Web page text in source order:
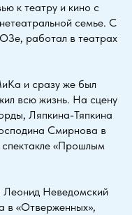
к театру и кино с
семье. С
работал в театрах
и сразу же был
всю жизнь. На сцену
Ляпкина-Тяпкина
Смирнова в
«Прошлым
Неведомский
в «Отверженных»,